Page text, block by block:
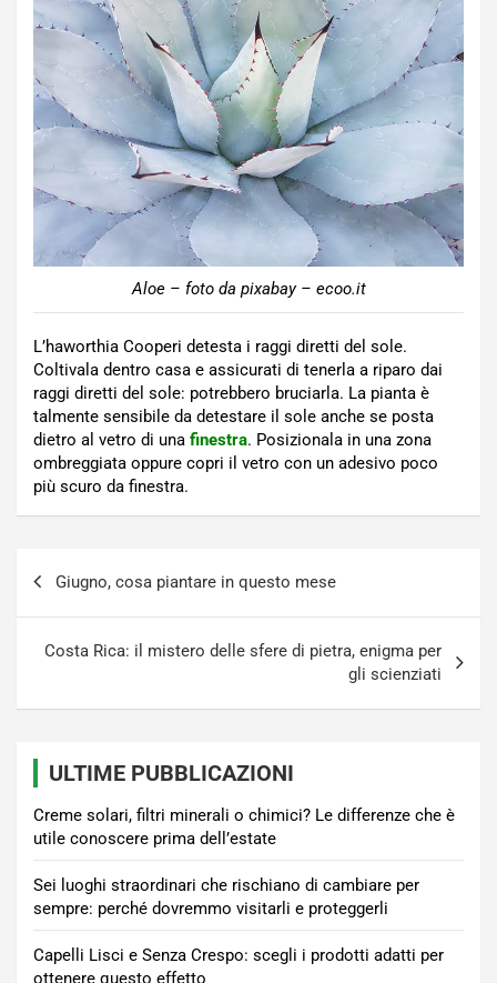
Aloe – foto da pixabay – ecoo.it
L’haworthia Cooperi detesta i raggi diretti del sole.
Coltivala dentro casa e assicurati di tenerla a riparo dai
raggi diretti del sole: potrebbero bruciarla. La pianta è
talmente sensibile da detestare il sole anche se posta
dietro al vetro di una finestra. Posizionala in una zona
ombreggiata oppure copri il vetro con un adesivo poco
più scuro da finestra.
articoli
Giugno, cosa piantare in questo mese
Costa Rica: il mistero delle sfere di pietra, enigma per
gli scienziati
ULTIME PUBBLICAZIONI
Creme solari, filtri minerali o chimici? Le differenze che è
utile conoscere prima dell’estate
Sei luoghi straordinari che rischiano di cambiare per
sempre: perché dovremmo visitarli e proteggerli
Capelli Lisci e Senza Crespo: scegli i prodotti adatti per
ottenere questo effetto